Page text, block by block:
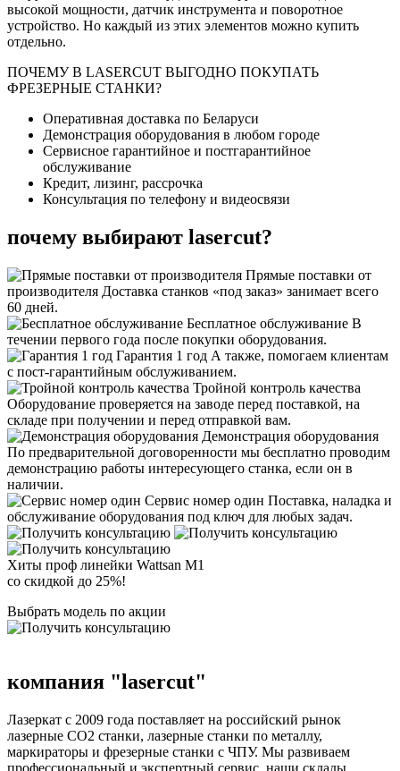
высокой мощности, датчик инструмента и поворотное
устройство. Но каждый из этих элементов можно купить
отдельно.
ПОЧЕМУ В LASERCUT ВЫГОДНО ПОКУПАТЬ
ФРЕЗЕРНЫЕ СТАНКИ?
Оперативная доставка по Беларуси
Демонстрация оборудования в любом городе
Сервисное гарантийное и постгарантийное
обслуживание
Кредит, лизинг, рассрочка
Консультация по телефону и видеосвязи
почему выбирают lasercut?
Прямые поставки от
производителя Доставка станков «под заказ» занимает всего
60 дней.
Бесплатное обслуживание В
течении первого года после покупки оборудования.
Гарантия 1 год А также, помогаем клиентам
с пост-гарантийным обслуживанием.
Тройной контроль качества
Оборудование проверяется на заводе перед поставкой, на
складе при получении и перед отправкой вам.
Демонстрация оборудования
По предварительной договоренности мы бесплатно проводим
демонстрацию работы интересующего станка, если он в
наличии.
Сервис номер один Поставка, наладка и
обслуживание оборудования под ключ для любых задач.
Хиты проф линейки Wattsan M1
со скидкой до 25%!
Выбрать модель по акции
компания "laserсut"
Лазеркат с 2009 года поставляет на российский рынок
лазерные СО2 станки, лазерные станки по металлу,
маркираторы и фрезерные станки с ЧПУ. Мы развиваем
профессиональный и экспертный сервис, наши склады